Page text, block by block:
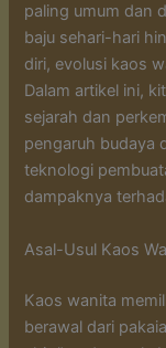
paling umum dan
baju sehari-hari
diri, evolusi kaos
Dalam artikel ini,
sejarah dan
pengaruh budaya
teknologi
dampaknya
Asal-Usul Kaos
Kaos wanita
berawal dari